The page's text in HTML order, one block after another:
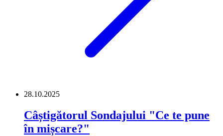
28.10.2025
Câștigătorul Sondajului "Ce te pune
în mișcare?"